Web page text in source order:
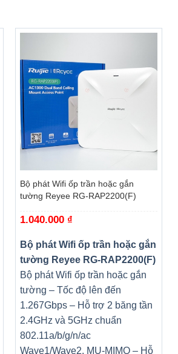
Bộ phát Wifi ốp trần hoặc gắn
tường Reyee RG-RAP2200(F)
1.040.000 ₫
Bộ phát Wifi ốp trần hoặc gắn
tường Reyee RG-RAP2200(F)
Bộ phát Wifi ốp trần hoặc gắn
tường – Tốc độ lên đến
1.267Gbps – Hỗ trợ 2 băng tần
2.4GHz và 5GHz chuẩn
802.11a/b/g/n/ac
Wave1/Wave2, MU-MIMO – Hỗ